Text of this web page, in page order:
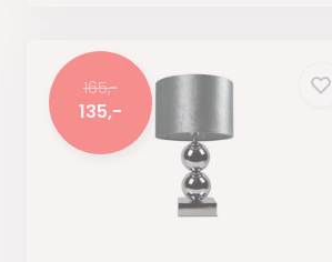
165,-
135,-